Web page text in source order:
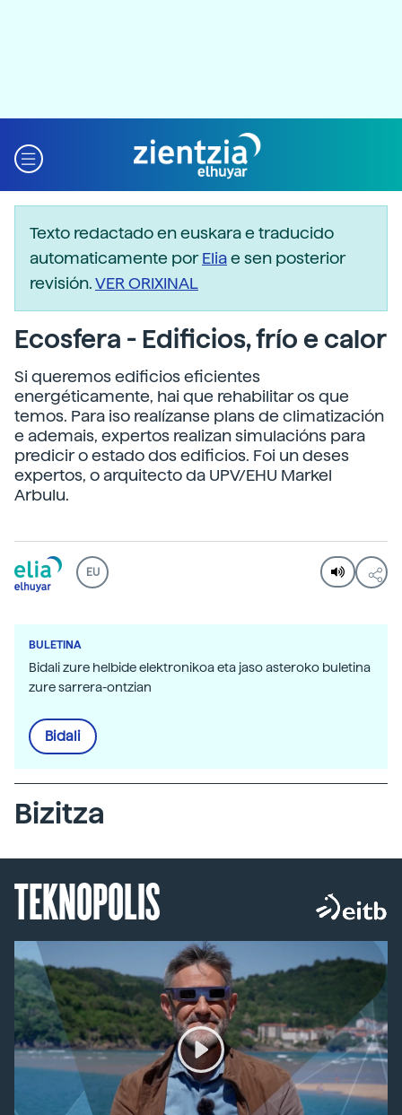
Texto redactado en euskara e traducido
automaticamente porEliae sen posterior
revisión.VER ORIXINAL
Ecosfera - Edificios, frío e calor
Si queremos edificios eficientes
energéticamente, hai que rehabilitar os que
temos. Para iso realízanse plans de climatización
e ademais, expertos realizan simulacións para
predicir o estado dos edificios. Foi un deses
expertos, o arquitecto da UPV/EHU Markel
Arbulu.
EU
BULETINA
Bidali zure helbide elektronikoa eta jaso asteroko buletina
zure sarrera-ontzian
Bidali
Bizitza
TEKNOPOLIS